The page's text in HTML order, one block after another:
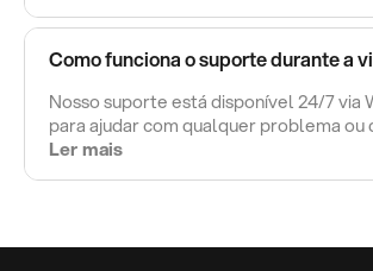
Como funciona o suporte durante a
Nosso suporte está disponível 24/7 via
para ajudar com qualquer problema ou
Ler mais